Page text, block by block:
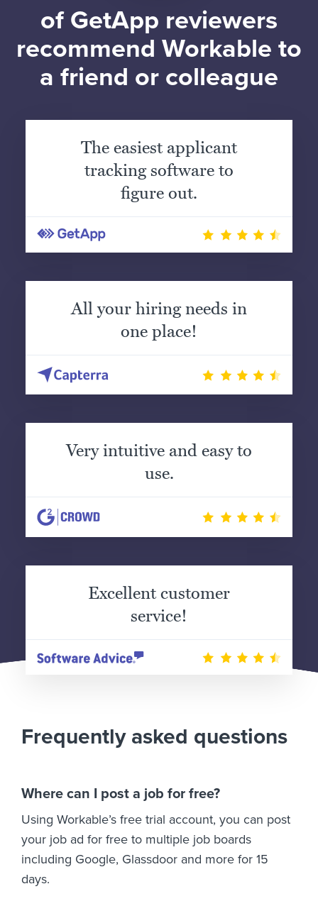
of GetApp reviewers
recommend Workable to
a friend or colleague
The easiest applicant
tracking software to
figure out.
All your hiring needs in
one place!
Very intuitive and easy to
use.
Excellent customer
service!
Frequently asked questions
Where can I post a job for free?
Using Workable’s free trial account, you can post
your job ad for free to multiple job boards
including Google, Glassdoor and more for 15
days.